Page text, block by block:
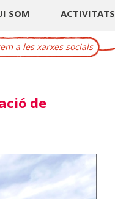
SOM ACTIVITATS
a les xarxes socials
de